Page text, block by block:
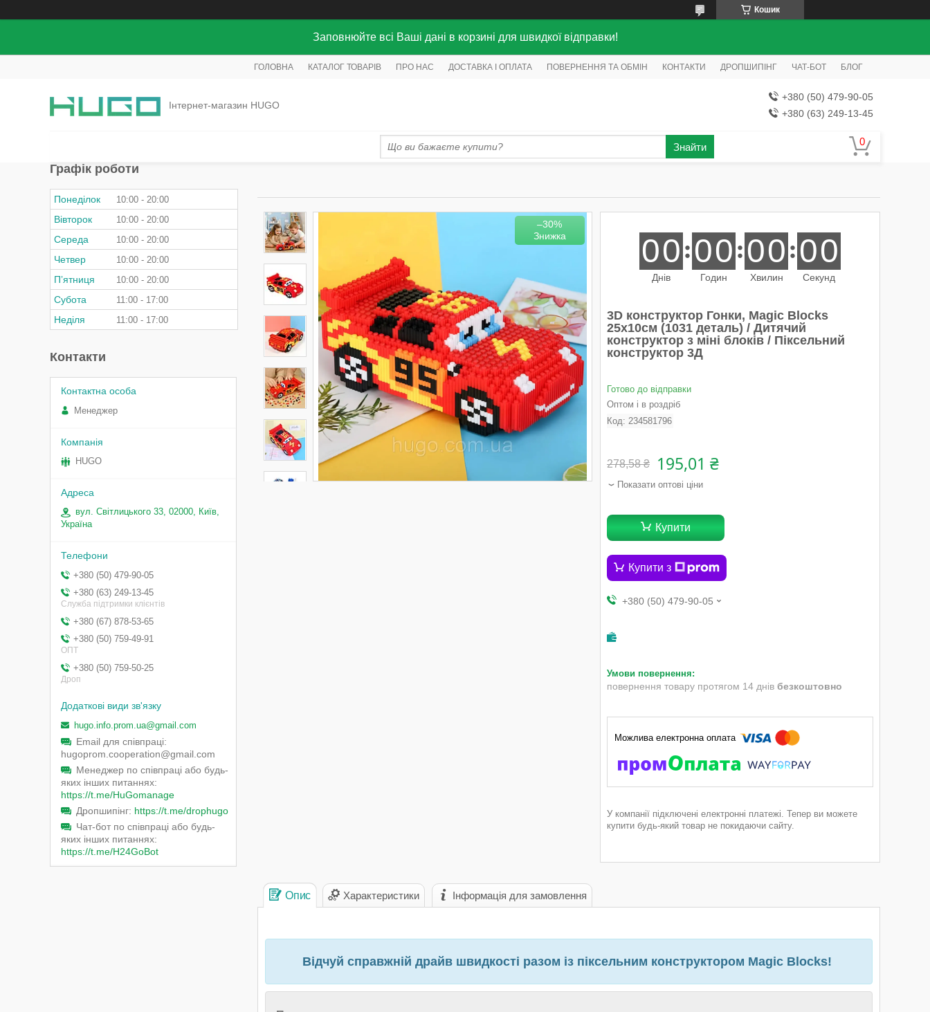
Кошик
Заповнюйте всі Ваші дані в корзині для швидкої відправки!
ГОЛОВНА КАТАЛОГ ТОВАРІВ ПРО НАС ДОСТАВКА І ОПЛАТА ПОВЕРНЕННЯ ТА ОБМІН КОНТАКТИ ДРОПШИПІНГ ЧАТ-БОТ БЛОГ
Інтернет-магазин HUGO
+380 (50) 479-90-05
+380 (63) 249-13-45
Знайти
–30%
00
Днів
00
Годин
00
Хвилин
00
Секунд
3D конструктор Гонки, Magic Blocks
25х10см (1031 деталь) / Дитячий
конструктор з міні блоків / Піксельний
конструктор 3Д
Готово до відправки
Оптом і в роздріб
Код: 234581796
278,58 ₴ 195,01 ₴
Показати оптові ціни
Купити
Купити з
+380 (50) 479-90-05
повернення товару протягом 14 днів безкоштовно
У компанії підключені електронні платежі. Тепер ви можете
купити будь-який товар не покидаючи сайту.
Опис Характеристики Інформація для замовлення
Відчуй справжній драйв швидкості разом із піксельним конструктором Magic Blocks!
Графік роботи
Понеділок 10:00 20:00
Вівторок 10:00 20:00
Середа 10:00 20:00
Четвер 10:00 20:00
Пʼятниця 10:00 20:00
Субота 11:00 17:00
Неділя 11:00 17:00
Контакти
Менеджер
HUGO
вул. Світлицького 33, 02000, Київ,
Україна
+380 (50) 479-90-05
+380 (63) 249-13-45
Служба підтримки клієнтів
+380 (67) 878-53-65
+380 (50) 759-49-91
ОПТ
+380 (50) 759-50-25
Дроп
hugo.info.prom.ua@gmail.com
Email для співпраці
hugoprom.cooperation@gmail.com
Менеджер по співпраці або будь-
яких інших питаннях
https://t.me/HuGomanage
Дропшипінг https://t.me/drophugo
Чат-бот по співпраці або будь-
яких інших питаннях
https://t.me/H24GoBot